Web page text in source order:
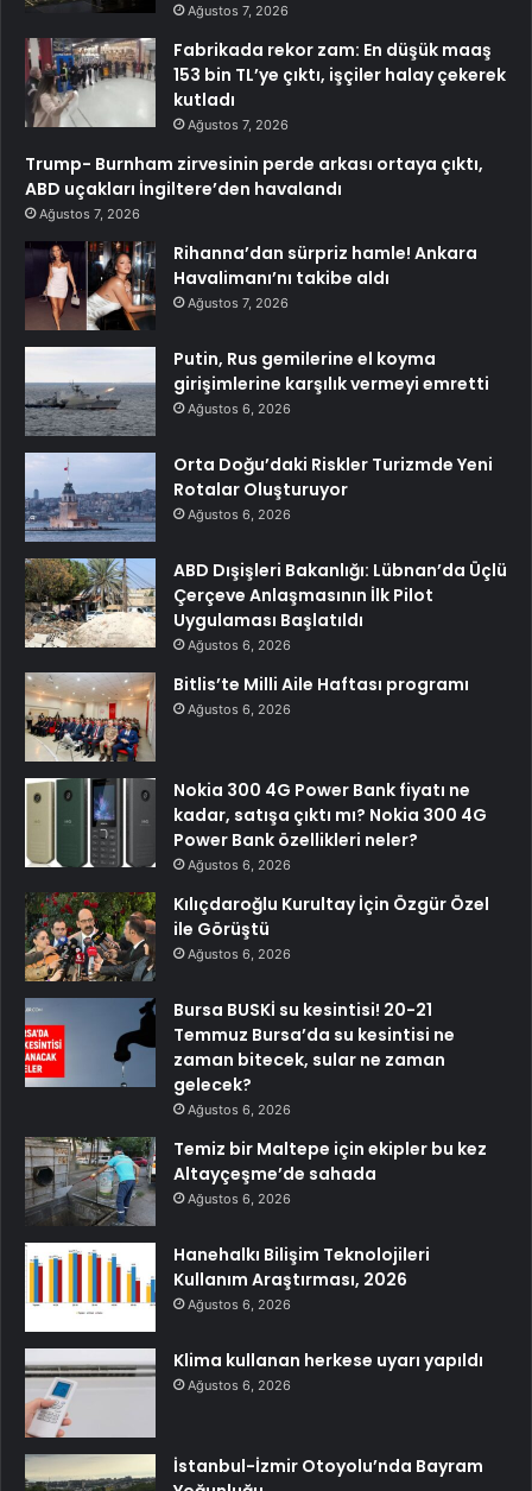
Ağustos 7, 2026
Fabrikada rekor zam: En düşük maaş
153 bin TL’ye çıktı, işçiler halay çekerek
kutladı
Ağustos 7, 2026
Trump- Burnham zirvesinin perde arkası ortaya çıktı,
ABD uçakları İngiltere’den havalandı
Ağustos 7, 2026
Rihanna’dan sürpriz hamle! Ankara
Havalimanı’nı takibe aldı
Ağustos 7, 2026
Putin, Rus gemilerine el koyma
girişimlerine karşılık vermeyi emretti
Ağustos 6, 2026
Orta Doğu’daki Riskler Turizmde Yeni
Rotalar Oluşturuyor
Ağustos 6, 2026
ABD Dışişleri Bakanlığı: Lübnan’da Üçlü
Çerçeve Anlaşmasının İlk Pilot
Uygulaması Başlatıldı
Ağustos 6, 2026
Bitlis’te Milli Aile Haftası programı
Ağustos 6, 2026
Nokia 300 4G Power Bank fiyatı ne
kadar, satışa çıktı mı? Nokia 300 4G
Power Bank özellikleri neler?
Ağustos 6, 2026
Kılıçdaroğlu Kurultay İçin Özgür Özel
ile Görüştü
Ağustos 6, 2026
Bursa BUSKİ su kesintisi! 20-21
Temmuz Bursa’da su kesintisi ne
zaman bitecek, sular ne zaman
gelecek?
Ağustos 6, 2026
Temiz bir Maltepe için ekipler bu kez
Altayçeşme’de sahada
Ağustos 6, 2026
Hanehalkı Bilişim Teknolojileri
Kullanım Araştırması, 2026
Ağustos 6, 2026
Klima kullanan herkese uyarı yapıldı
Ağustos 6, 2026
İstanbul-İzmir Otoyolu’nda Bayram